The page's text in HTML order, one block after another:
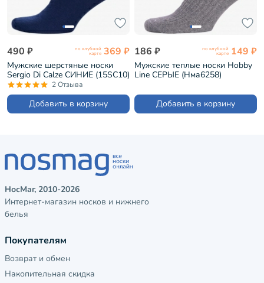
490 ₽ по клубной
карте 369 ₽
Мужские шерстяные носки
Sergio Di Calze СИНИЕ (15SC10)
2 Отзыва
Добавить в корзину
186 ₽ по клубной
карте 149 ₽
Мужские теплые носки Hobby
Line СЕРЫЕ (Нма6258)
Добавить в корзину
НосМаг, 2010-2026
Интернет-магазин носков и нижнего
белья
Покупателям
Возврат и обмен
Накопительная скидка